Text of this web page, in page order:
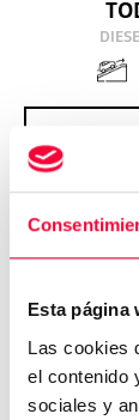
Esta página
Las cookies
el contenido
sociales y